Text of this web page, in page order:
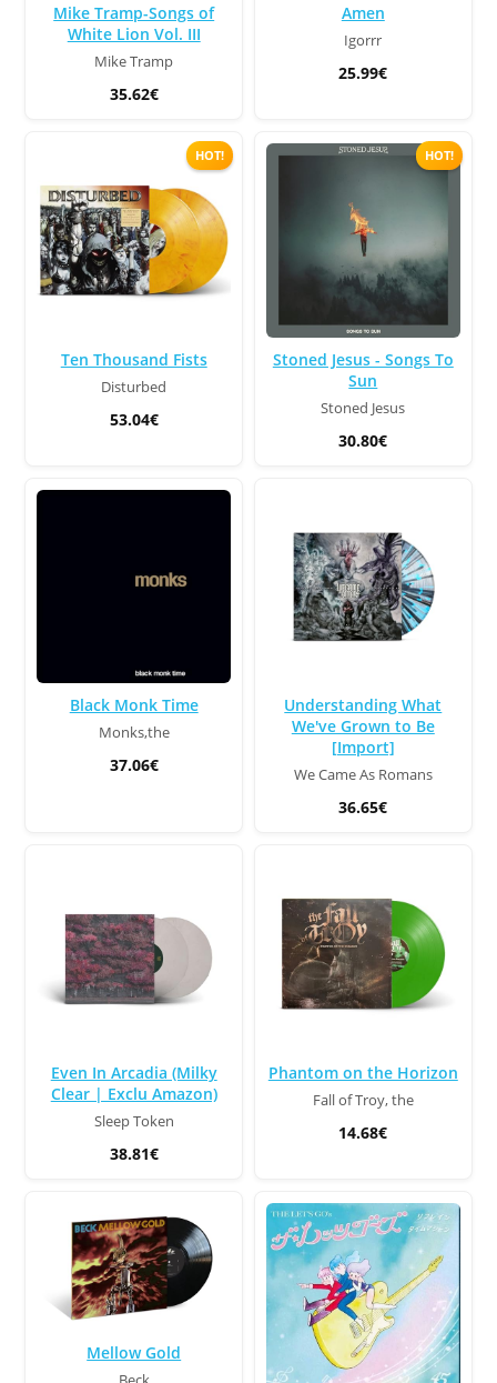
Mike Tramp-Songs of
White Lion Vol. III
Mike Tramp
35.62€
Amen
Igorrr
25.99€
HOT!
Ten Thousand Fists
Disturbed
53.04€
HOT!
Stoned Jesus - Songs To
Sun
Stoned Jesus
30.80€
Black Monk Time
Monks,the
37.06€
Understanding What
We've Grown to Be
[Import]
We Came As Romans
36.65€
Even In Arcadia (Milky
Clear | Exclu Amazon)
Sleep Token
38.81€
Phantom on the Horizon
Fall of Troy, the
14.68€
Mellow Gold